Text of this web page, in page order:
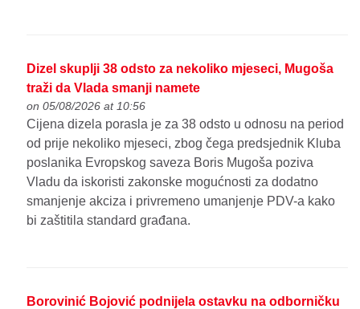
Dizel skuplji 38 odsto za nekoliko mjeseci, Mugoša
traži da Vlada smanji namete
on 05/08/2026 at 10:56
Cijena dizela porasla je za 38 odsto u odnosu na period
od prije nekoliko mjeseci, zbog čega predsjednik Kluba
poslanika Evropskog saveza Boris Mugoša poziva
Vladu da iskoristi zakonske mogućnosti za dodatno
smanjenje akciza i privremeno umanjenje PDV-a kako
bi zaštitila standard građana.
Borovinić Bojović podnijela ostavku na odborničku